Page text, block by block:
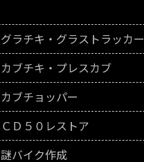
グラチキ・グラストラッカー
カブチキ・プレスカブ
カブチョッパー
ＣＤ５０レストア
謎バイク作成